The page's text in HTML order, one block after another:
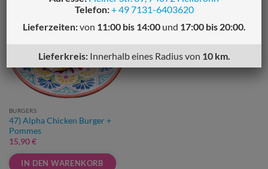
BURGERS
47) Alpha Chicken Burger +
Pommes
15,90€
IN DEN WARENKORB
Telefon:+ 49 7131-6403620
Lieferzeiten:von 11:00 bis 14:00und 17:00 bis 20:00.
Lieferkreis:Innerhalb eines Radius von 10 km.